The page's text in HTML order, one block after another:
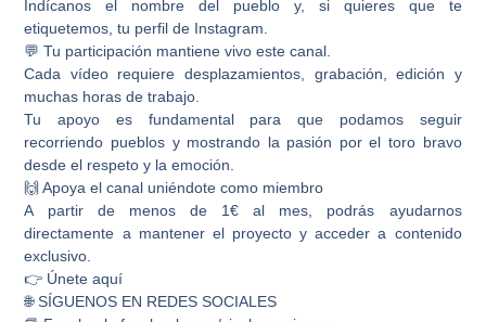
Indícanos el nombre del pueblo y, si quieres que te
etiquetemos, tu perfil de Instagram.
💬 Tu participación mantiene vivo este canal.
Cada vídeo requiere desplazamientos, grabación, edición y
muchas horas de trabajo.
Tu apoyo es fundamental para que podamos seguir
recorriendo pueblos y mostrando la pasión por el toro bravo
desde el respeto y la emoción.
🙌 Apoya el canal uniéndote como miembro
A partir de menos de 1€ al mes, podrás ayudarnos
directamente a mantener el proyecto y acceder a contenido
exclusivo.
👉 Únete aquí
🌐 SÍGUENOS EN REDES SOCIALES